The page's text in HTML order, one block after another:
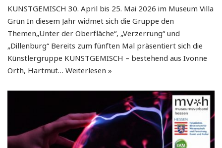
KUNSTGEMISCH 30. April bis 25. Mai 2026 im Museum Villa
Grün In diesem Jahr widmet sich die Gruppe den
Themen„Unter der Oberfläche“, „Verzerrung“ und
„Dillenburg“ Bereits zum fünften Mal präsentiert sich die
Künstlergruppe KUNSTGEMISCH – bestehend aus Ivonne
Orth, Hartmut…Weiterlesen »